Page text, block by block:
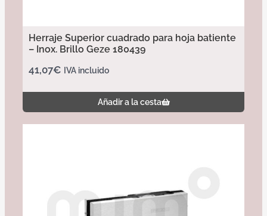
Herraje Superior cuadrado para hoja batiente
– Inox. Brillo Geze 180439
41,07€ IVA incluido
Añadir a la cesta